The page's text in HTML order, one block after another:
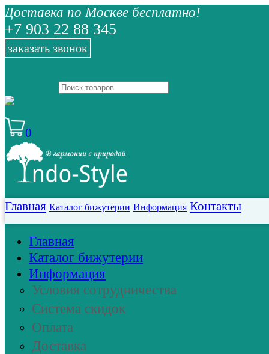
Доставка по Москве бесплатно!
+7 903 22 88 345
заказать звонок
0
Главная Каталог бижутерии Информация Контакты
Главная
Каталог бижутерии
Информация
Условия сотрудничества
Система скидок
Оплата
Доставка